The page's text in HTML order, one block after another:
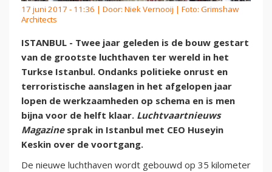
17 juni 2017 - 11:36 | Door: Niek Vernooij | Foto: Grimshaw
Architects
ISTANBUL - Twee jaar geleden is de bouw gestart
van de grootste luchthaven ter wereld in het
Turkse Istanbul. Ondanks politieke onrust en
terroristische aanslagen in het afgelopen jaar
lopen de werkzaamheden op schema en is men
bijna voor de helft klaar. Luchtvaartnieuws
Magazinesprak in Istanbul met CEO Huseyin
Keskin over de voortgang.
De nieuwe luchthaven wordt gebouwd op 35 kilometer